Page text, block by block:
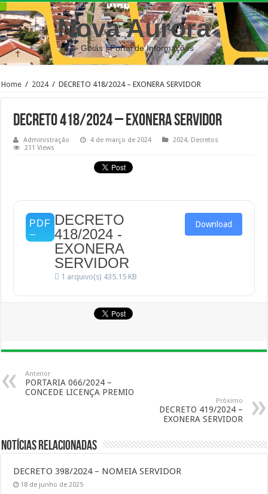
Nova Aurora
– Goiás | Portal de Informações
Home / 2024 / DECRETO 418/2024 – EXONERA SERVIDOR
DECRETO 418/2024 – EXONERA SERVIDOR
Administração 4 de março de 2024 2024, Decretos
211 Views
DECRETO
418/2024 -
EXONERA
SERVIDOR
1 arquivo(s) 435.15 KB
Download
Anterior
PORTARIA 066/2024 –
CONCEDE LICENÇA PREMIO
Próximo
DECRETO 419/2024 –
EXONERA SERVIDOR
Notícias Relacionadas
DECRETO 398/2024 – NOMEIA SERVIDOR
18 de junho de 2025